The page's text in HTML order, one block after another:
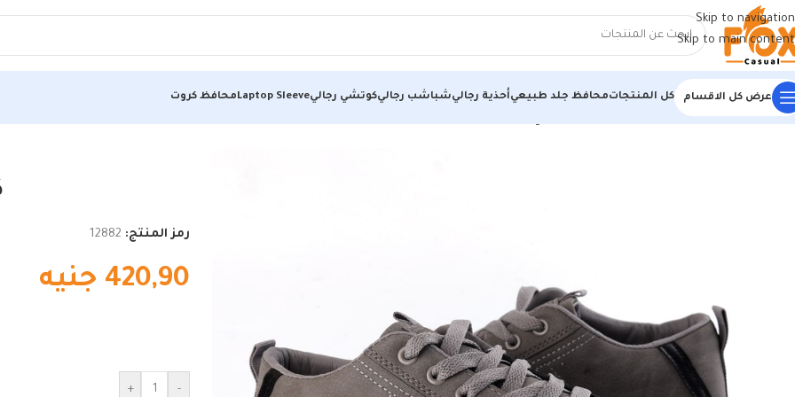
Skip to navigation
Skip to main content
عرض كل الاقسام كل المنتجاتمحافظ جلد طبيعيأحذية رجاليشباشب رجاليكوتشي رجاليLaptop Sleeveمحافظ كروت
الرئيسية/أحذية رجالي
رمز المنتج: 12882
420,90 جنيه
-
+